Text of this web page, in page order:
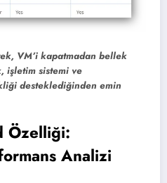
VM’i kapatmadan bellek
işletim sistemi ve
desteklediğinden emin
Özelliği:
Analizi